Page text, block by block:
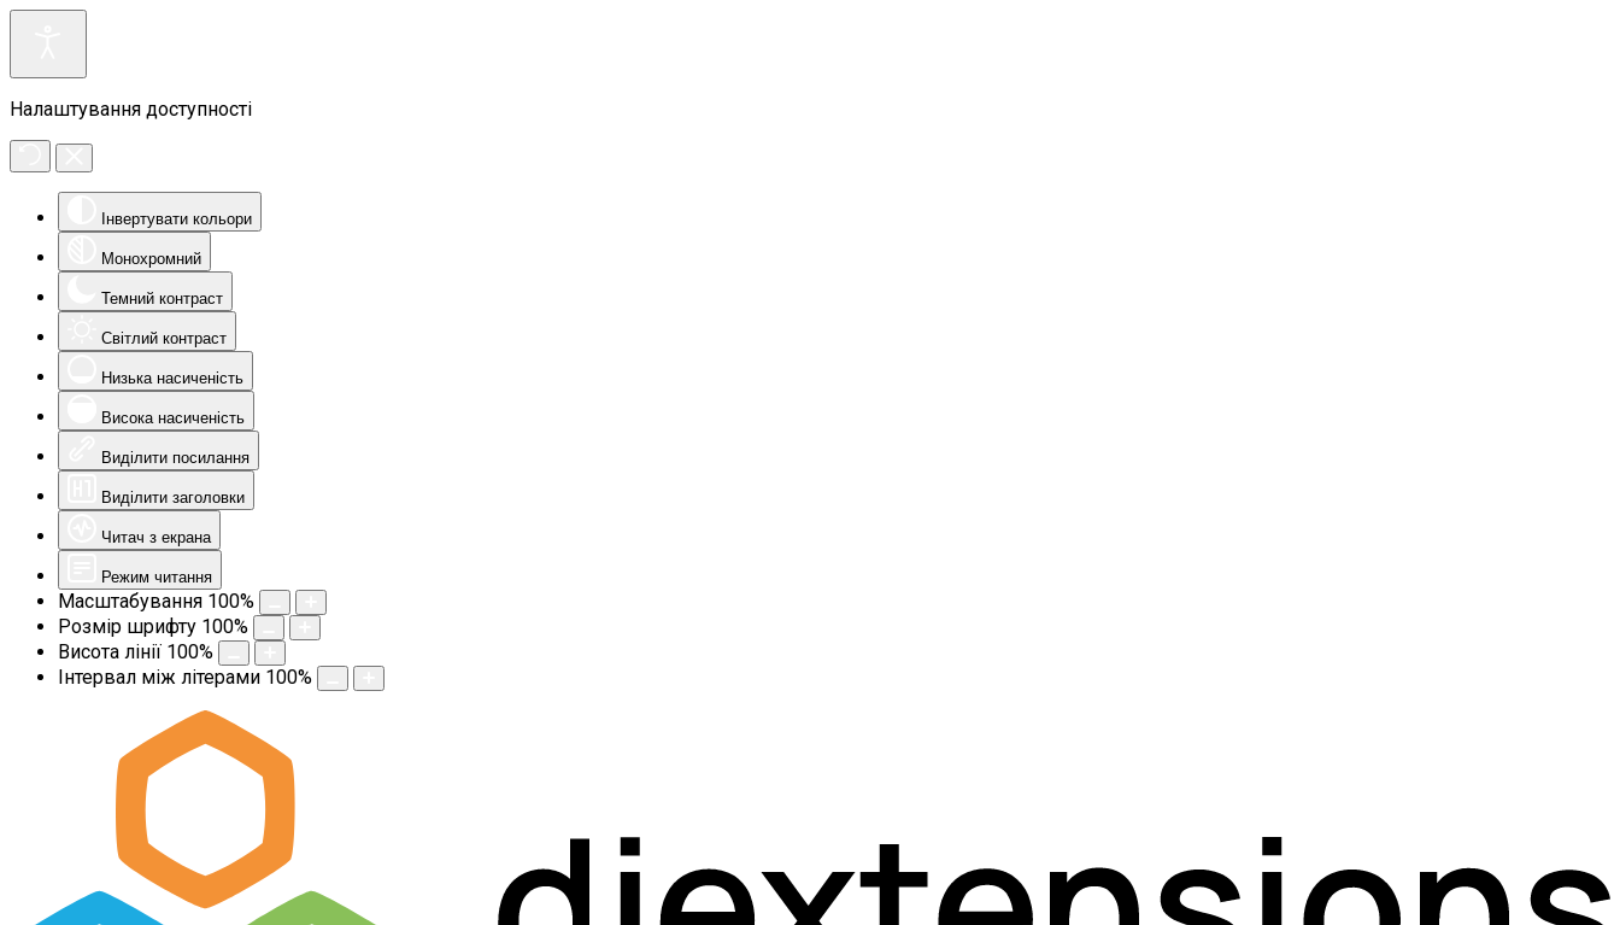
Налаштування доступності
Інвертувати кольори
Монохромний
Темний контраст
Світлий контраст
Низька насиченість
Висока насиченість
Виділити посилання
Виділити заголовки
Читач з екрана
Режим читання
Масштабування 100%
Розмір шрифту 100%
Висота лінії 100%
Інтервал між літерами 100%